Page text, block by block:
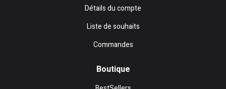
Détails du compte
Liste de souhaits
Commandes
Boutique